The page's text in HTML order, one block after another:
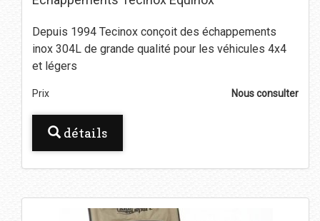
Depuis 1994 Tecinox conçoit des échappements
inox 304L de grande qualité pour les véhicules 4x4
et légers
Prix Nous consulter
détails